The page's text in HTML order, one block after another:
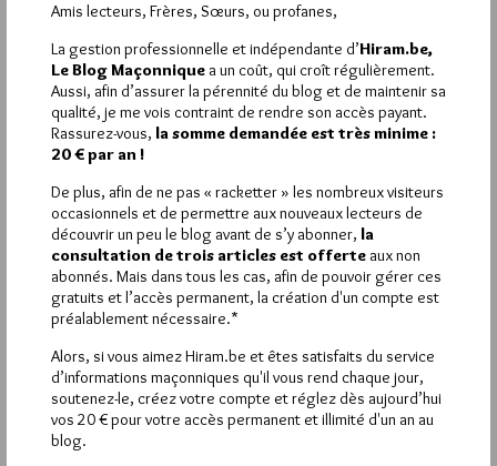
La rédaction de commentaires est
réservée aux abonnés.
Si vous souhaitez rédiger des
commentaires, vous devez :
VOUS INSCRIRE
Déjà inscrit(e) ?Connectez-vous
Hier mercredi 5 août 2026, Hiram.be a reçu1 441
visites
et 2 502 pages
Pirsch.io)
Amis lecteurs, Frères, Sœurs, ou profanes,
La gestion professionnelle et indépendante d’Hiram.be,
Le Blog Maçonnique a un coût, qui croît régulièrement.
Aussi, afin d’assurer la pérennité du blog et de maintenir sa
qualité, je me vois contraint de rendre son accès payant.
Rassurez-vous, la somme demandée est très minime :
20 € par an !
De plus, afin de ne pas « racketter » les nombreux visiteurs
occasionnels et de permettre aux nouveaux lecteurs de
découvrir un peu le blog avant de s’y abonner, la
consultation de trois articles est offerte aux non
abonnés. Mais dans tous les cas, afin de pouvoir gérer ces
gratuits et l’accès permanent, la création d'un compte est
préalablement nécessaire.*
Alors, si vous aimez Hiram.be et êtes satisfaits du service
d’informations maçonniques qu'il vous rend chaque jour,
soutenez-le, créez votre compte et réglez dès aujourd’hui
vos 20 € pour votre accès permanent et illimité d'un an au
blog.